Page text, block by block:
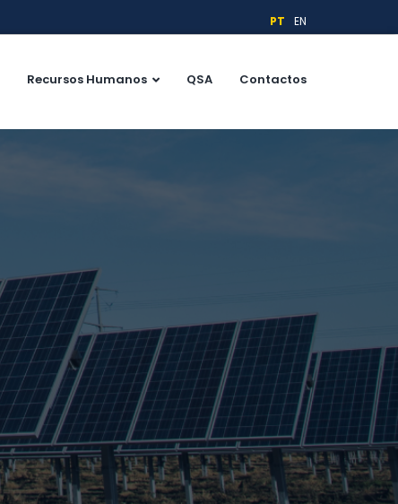
PT EN
Recursos Humanos QSA Contactos